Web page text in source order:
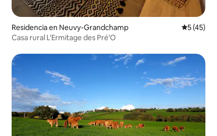
Residencia en Neuvy-Grandchamp
5 (45)
Casa rural L'Ermitage des Pré'O